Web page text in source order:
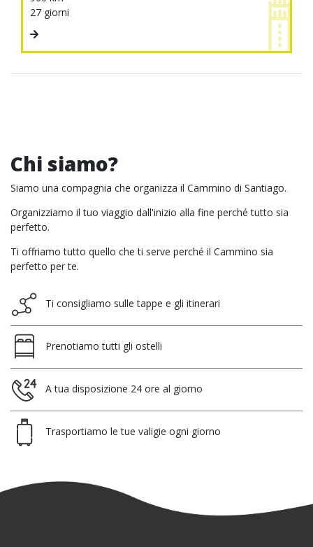
27 giorni
Chi siamo?
Siamo una compagnia che organizza il Cammino di Santiago.
Organizziamo il tuo viaggio dall'inizio alla fine perché tutto sia
perfetto.
Ti offriamo tutto quello che ti serve perché il Cammino sia
perfetto per te.
Ti consigliamo sulle tappe e gli itinerari
Prenotiamo tutti gli ostelli
A tua disposizione 24 ore al giorno
Trasportiamo le tue valigie ogni giorno